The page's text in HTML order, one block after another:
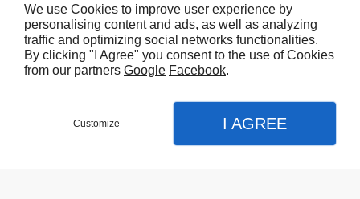
Accueil
Contactez-nous
Mentions légales
Plan du site
We use Cookies to improve user experience by
personalising content and ads, as well as analyzing
traffic and optimizing social networks functionalities.
By clicking "I Agree" you consent to the use of Cookies
from our partners Google Facebook.
Customize I AGREE